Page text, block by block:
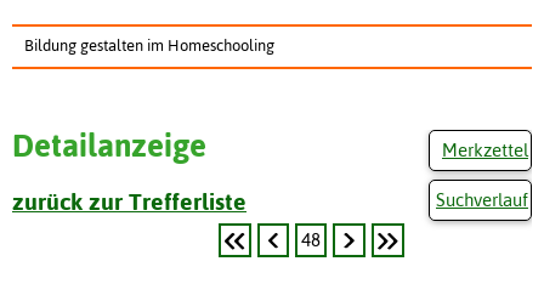
Bildung gestalten im Homeschooling
Merkzettel
Suchverlauf
Detailanzeige
zurück zur Trefferliste
48